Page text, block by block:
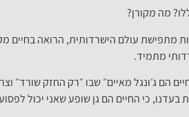
מה מקורן?
מתפישת עולם הישרדותית, הרואה בחיים
מתמיד.
הם ג׳ונגל מאיים״ שבו ״רק החזק שורד״
כי החיים הם גן שופע שאני יכול